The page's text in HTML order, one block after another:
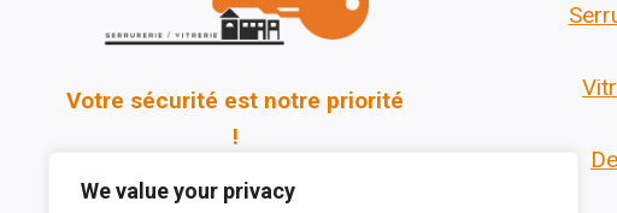
We value your privacy
Votre sécurité est notre priorité
!